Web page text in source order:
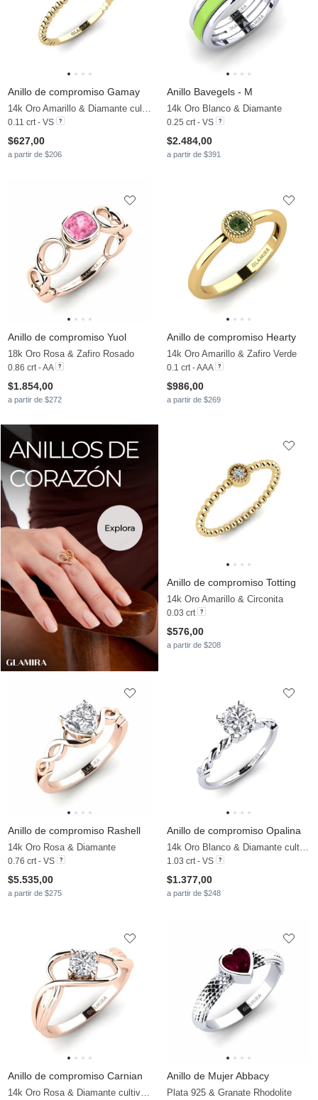
Anillo de compromiso Gamay
0.11 crt - VS
$627,00
a partir de $206
Anillo Bavegels - M
14k Oro Blanco & Diamante
0.25 crt - VS
$2.484,00
a partir de $391
Anillo de compromiso Yuol
18k Oro Rosa & Zafiro Rosado
0.86 crt - AA
$1.854,00
a partir de $272
Anillo de compromiso Hearty
14k Oro Amarillo & Zafiro Verde
0.1 crt - AAA
$986,00
a partir de $269
Anillo de compromiso Totting
14k Oro Amarillo & Circonita
0.03 crt
$576,00
a partir de $208
Anillo de compromiso Rashell
14k Oro Rosa & Diamante
0.76 crt - VS
$5.535,00
a partir de $275
Anillo de compromiso Opalina
1.03 crt - VS
$1.377,00
a partir de $248
Anillo de compromiso Carnian Anillo de Mujer Abbacy
Plata 925 & Granate Rhodolite